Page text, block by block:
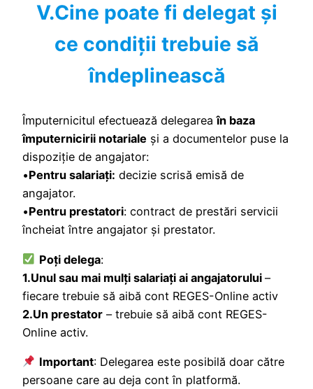
V.Cine poate fi delegat și
ce condiții trebuie să
îndeplinească
Împuternicitul efectuează delegareaîn baza
împuternicirii notariale și a documentelor puse la
dispoziție de angajator:
•Pentru salariați: decizie scrisă emisă de
angajator.
•Pentru prestatori: contract de prestări servicii
încheiat între angajator și prestator.
Poți delega:
1.Unul sau mai mulți salariați ai angajatorului –
fiecare trebuie să aibă cont REGES-Online activ
2.Un prestator – trebuie să aibă cont REGES-
Online activ.
Important: Delegarea este posibilă doar către
persoane care au deja cont în platformă.